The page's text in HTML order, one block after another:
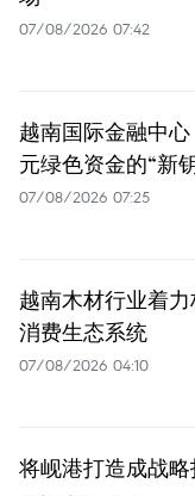
07/08/2026 07:42
越南国际金融中
元绿色资金的“新
07/08/2026 07:25
越南木材行业着
消费生态系统
07/08/2026 04:10
将岘港打造成战